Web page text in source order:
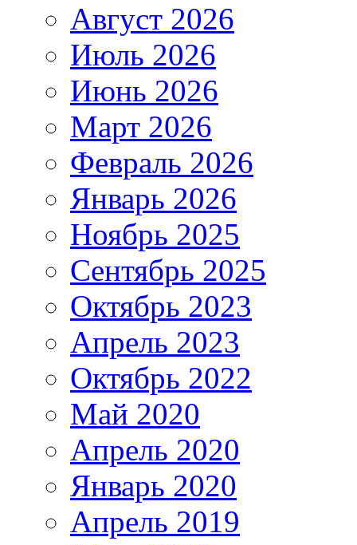
Август 2026
Июль 2026
Июнь 2026
Март 2026
Февраль 2026
Январь 2026
Ноябрь 2025
Сентябрь 2025
Октябрь 2023
Апрель 2023
Октябрь 2022
Май 2020
Апрель 2020
Январь 2020
Апрель 2019